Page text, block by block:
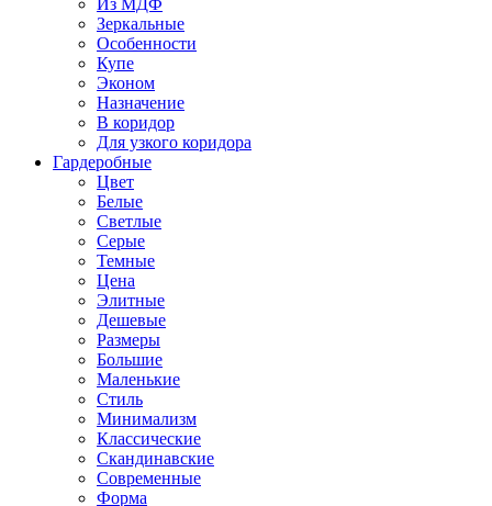
Из МДФ
Зеркальные
Особенности
Купе
Эконом
Назначение
В коридор
Для узкого коридора
Гардеробные
Цвет
Белые
Светлые
Серые
Темные
Цена
Элитные
Дешевые
Размеры
Большие
Маленькие
Стиль
Минимализм
Классические
Скандинавские
Современные
Форма